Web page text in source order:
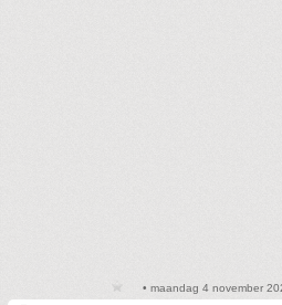
• maandag 4 november